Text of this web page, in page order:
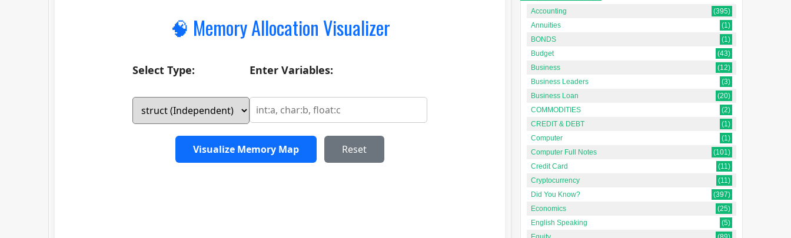
🧠 Memory Allocation Visualizer
Select Type: Enter Variables:
Visualize Memory Map Reset
Accounting
(395)
Annuities
(1)
BONDS
(1)
Budget
(43)
Business
(12)
Business Leaders
(3)
Business Loan
(20)
COMMODITIES
(2)
CREDIT & DEBT
(1)
Computer
(1)
Computer Full Notes
(101)
Credit Card
(11)
Cryptocurrency
(11)
Did You Know?
(397)
Economics
(25)
English Speaking
(5)